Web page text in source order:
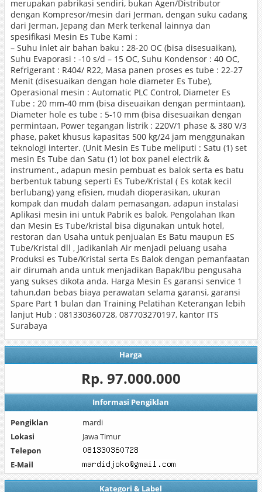
merupakan pabrikasi sendiri, bukan Agen/Distributor
dengan Kompresor/mesin dari Jerman, dengan suku cadang
dari Jerman, Jepang dan Merk terkenal lainnya dan
spesifikasi Mesin Es Tube Kami :
– Suhu inlet air bahan baku : 28-20 OC (bisa disesuaikan),
Suhu Evaporasi : -10 s/d – 15 OC, Suhu Kondensor : 40 OC,
Refrigerant : R404/ R22, Masa panen proses es tube : 22-27
Menit (disesuaikan dengan hole diameter Es Tube),
Operasional mesin : Automatic PLC Control, Diameter Es
Tube : 20 mm-40 mm (bisa diseuaikan dengan permintaan),
Diameter hole es tube : 5-10 mm (bisa disesuaikan dengan
permintaan, Power tegangan listrik : 220V/1 phase & 380 V/3
phase, paket khusus kapasitas 500 kg/24 jam menggunakan
teknologi interter. (Unit Mesin Es Tube meliputi : Satu (1) set
mesin Es Tube dan Satu (1) lot box panel electrik &
instrument., adapun mesin pembuat es balok serta es batu
berbentuk tabung seperti Es Tube/Kristal ( Es kotak kecil
berlubang) yang efisien, mudah dioperasikan, ukuran
kompak dan mudah dalam pemasangan, adapun instalasi
Aplikasi mesin ini untuk Pabrik es balok, Pengolahan Ikan
dan Mesin Es Tube/kristal bisa digunakan untuk hotel,
restoran dan Usaha untuk penjualan Es Batu maupun ES
Tube/Kristal dll , Jadikanlah Air menjadi peluang usaha
Produksi es Tube/Kristal serta Es Balok dengan pemanfaatan
air dirumah anda untuk menjadikan Bapak/Ibu pengusaha
yang sukses dikota anda. Harga Mesin Es garansi senvice 1
tahun,dan bebas biaya perawatan selama garansi, garansi
Spare Part 1 bulan dan Training Pelatihan Keterangan lebih
lanjut Hub : 081330360728, 087703270197, kantor ITS
Surabaya
Harga
Rp. 97.000.000
Informasi Pengiklan
Pengiklan
mardi
Lokasi
Jawa Timur
Telepon
E-Mail
Kategori & Label